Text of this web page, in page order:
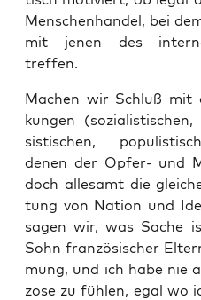
Men­schen­han­del, bei
mit jenen des
treffen.
Machen wir Schluß mit
kun­gen
sis­ti­schen,
denen der Opfer- und
doch alle­samt die
tung von Nati­on und
sagen wir, was Sache
Sohn fran­zö­si­scher
mung, und ich habe nie
zo­se zu füh­len, egal wo